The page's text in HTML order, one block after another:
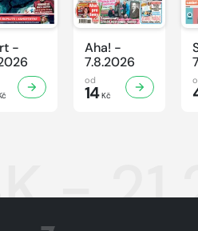
-
Aha! -
7.8.2026
od
14Kč
-